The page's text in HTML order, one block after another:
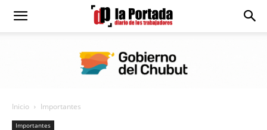
Diario
Portada
Inicio Importantes
Importantes